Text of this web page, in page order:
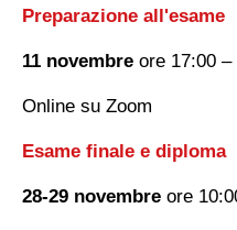
Preparazione all'esame
11 novembre ore 17:00 –
Online su Zoom
Esame finale e diploma
28-29 novembre ore